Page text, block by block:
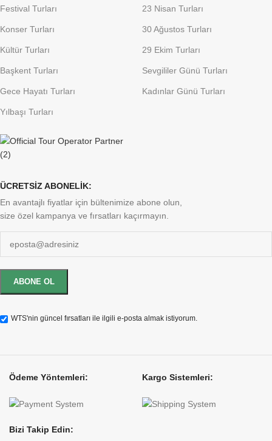
Festival Turları
Konser Turları
Kültür Turları
Başkent Turları
Gece Hayatı Turları
Yılbaşı Turları
23 Nisan Turları
30 Ağustos Turları
29 Ekim Turları
Sevgililer Günü Turları
Kadınlar Günü Turları
ÜCRETSİZ ABONELİK:
En avantajlı fiyatlar için bültenimize abone olun,
size özel kampanya ve fırsatları kaçırmayın.
WTS'nin güncel fırsatları ile ilgili e-posta almak istiyorum.
Ödeme Yöntemleri: Kargo Sistemleri:
Bizi Takip Edin: